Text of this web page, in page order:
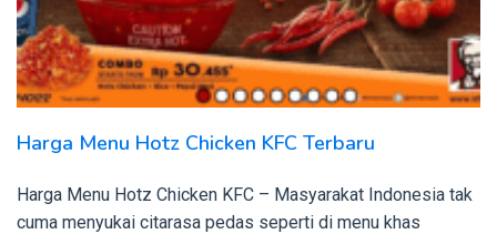
Harga Menu Hotz Chicken KFC Terbaru
Harga Menu Hotz Chicken KFC – Masyarakat Indonesia tak
cuma menyukai citarasa pedas seperti di menu khas